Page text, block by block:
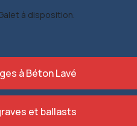
à Béton Lavé
et ballasts
à disposition.